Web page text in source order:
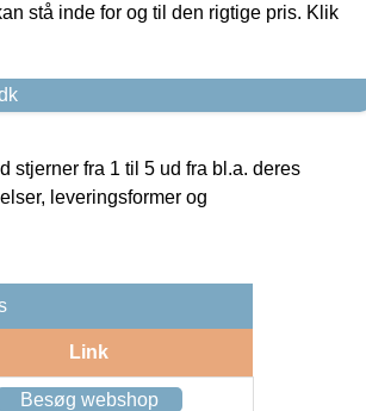
stå inde for og til den rigtige pris. Klik
stjerner fra 1 til 5 ud fra bl.a. deres
leveringsformer og
Link
Besøg webshop